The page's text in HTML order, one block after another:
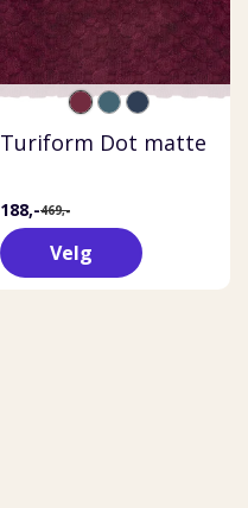
Turiform Dot matte
188,-469,-
Velg